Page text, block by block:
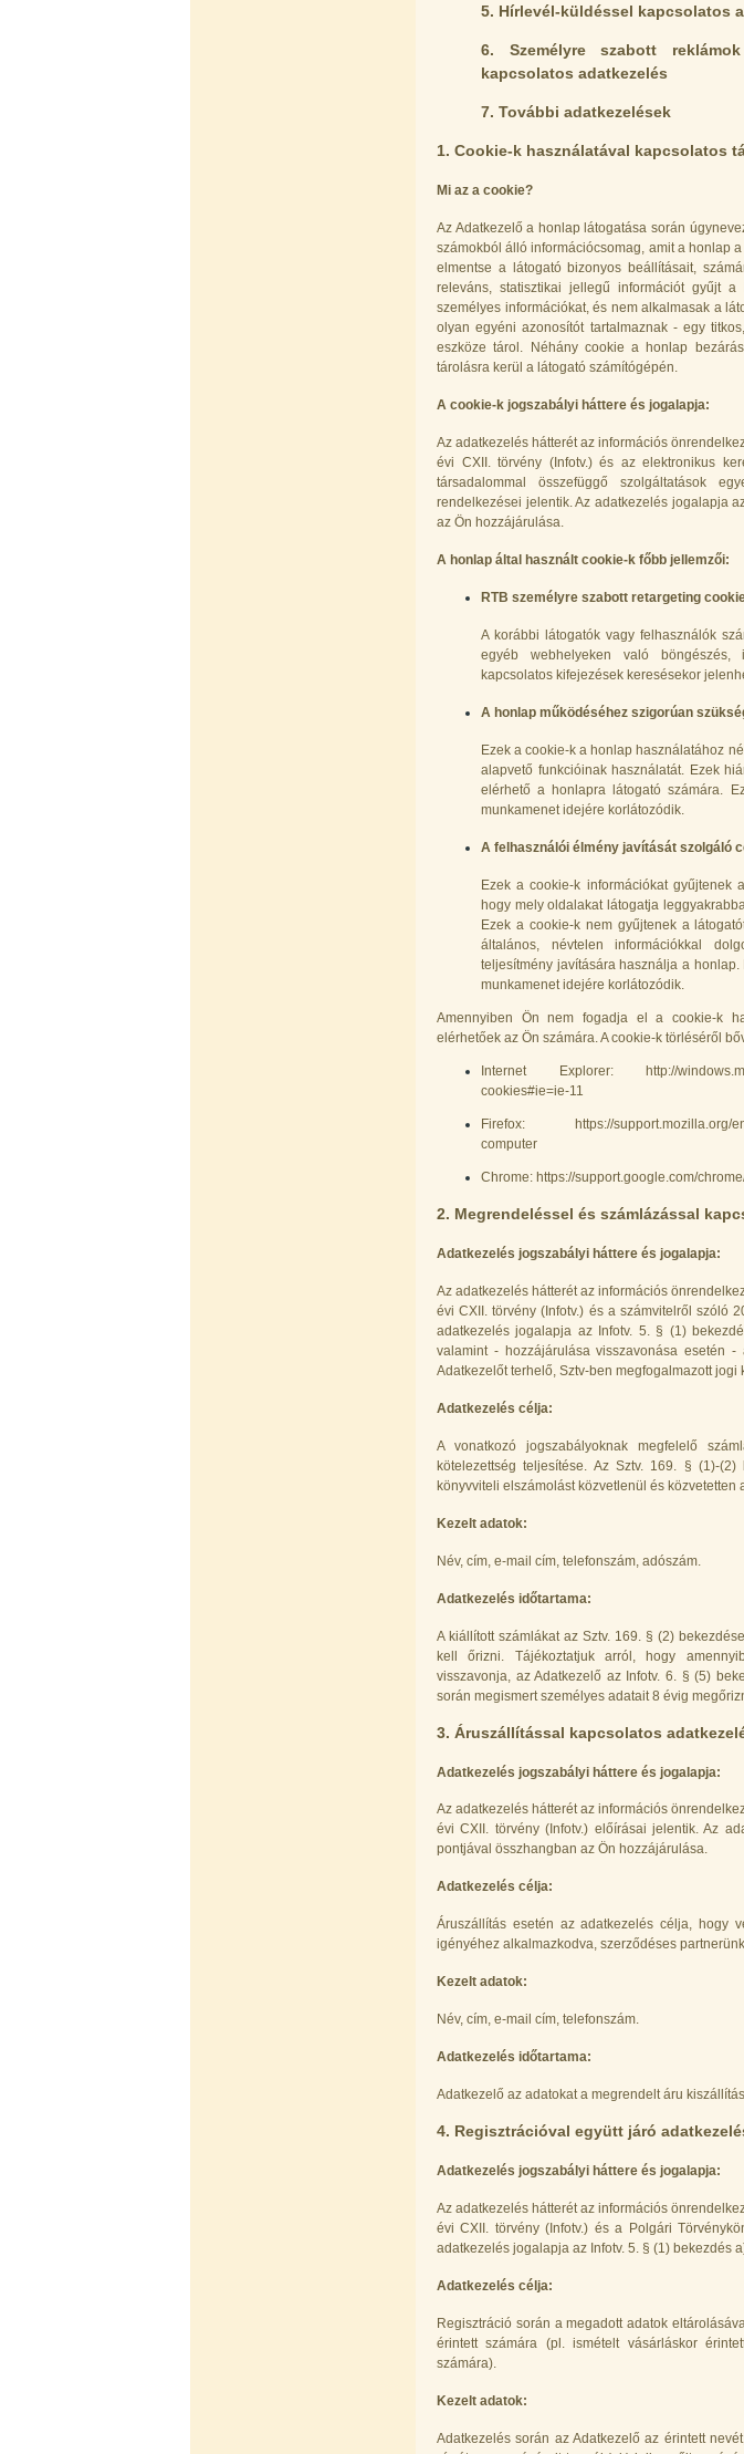
5. Hírlevél-küldéssel kapcsolatos
6. Személyre szabott
kapcsolatos adatkezelés
7. További adatkezelések
1. Cookie-k használatával kapcsolatos
Mi az a cookie?
Az Adatkezelő a honlap látogatása során
számokból álló információcsomag, amit a honlap
elmentse a látogató bizonyos beállításait,
releváns, statisztikai jellegű információt gyűjt
személyes információkat, és nem alkalmasak a
olyan egyéni azonosítót tartalmaznak - egy
eszköze tárol. Néhány cookie a honlap
tárolásra kerül a látogató számítógépén.
A cookie-k jogszabályi háttere és jogalapja:
Az adatkezelés hátterét az információs
évi CXII. törvény (Infotv.) és az elektronikus
társadalommal összefüggő szolgáltatások
rendelkezései jelentik. Az adatkezelés jogalapja
az Ön hozzájárulása.
A honlap által használt cookie-k főbb jellemzői:
RTB személyre szabott retargeting
A korábbi látogatók vagy felhasználók
egyéb webhelyeken való böngészés,
kapcsolatos kifejezések keresésekor
A honlap működéséhez szigorúan
Ezek a cookie-k a honlap használatához
alapvető funkcióinak használatát. Ezek
elérhető a honlapra látogató számára.
munkamenet idejére korlátozódik.
A felhasználói élmény javítását szolgáló
Ezek a cookie-k információkat gyűjtenek
hogy mely oldalakat látogatja
Ezek a cookie-k nem gyűjtenek a
általános, névtelen információkkal
teljesítmény javítására használja a
munkamenet idejére korlátozódik.
Amennyiben Ön nem fogadja el a cookie-k
elérhetőek az Ön számára. A cookie-k törléséről
Internet Explorer: http://
cookies#ie=ie-11
Firefox: https://support.mozilla.org/en-
computer
Chrome: https://support.google.com/
2. Megrendeléssel és számlázással
Adatkezelés jogszabályi háttere és jogalapja:
Az adatkezelés hátterét az információs
évi CXII. törvény (Infotv.) és a számvitelről szóló
adatkezelés jogalapja az Infotv. 5. § (1)
valamint - hozzájárulása visszavonása esetén
Adatkezelőt terhelő, Sztv-ben megfogalmazott jogi
Adatkezelés célja:
A vonatkozó jogszabályoknak megfelelő
kötelezettség teljesítése. Az Sztv. 169. § (1)-
könyvviteli elszámolást közvetlenül és
Kezelt adatok:
Név, cím, e-mail cím, telefonszám, adószám.
Adatkezelés időtartama:
A kiállított számlákat az Sztv. 169. § (2)
kell őrizni. Tájékoztatjuk arról, hogy
visszavonja, az Adatkezelő az Infotv. 6. § (5)
során megismert személyes adatait 8 évig
3. Áruszállítással kapcsolatos
Adatkezelés jogszabályi háttere és jogalapja:
Az adatkezelés hátterét az információs
évi CXII. törvény (Infotv.) előírásai jelentik. Az
pontjával összhangban az Ön hozzájárulása.
Adatkezelés célja:
Áruszállítás esetén az adatkezelés célja, hogy
igényéhez alkalmazkodva, szerződéses
Kezelt adatok:
Név, cím, e-mail cím, telefonszám.
Adatkezelés időtartama:
Adatkezelő az adatokat a megrendelt áru
4. Regisztrációval együtt járó
Adatkezelés jogszabályi háttere és jogalapja:
Az adatkezelés hátterét az információs
évi CXII. törvény (Infotv.) és a Polgári
adatkezelés jogalapja az Infotv. 5. § (1) bekezdés
Adatkezelés célja:
Regisztráció során a megadott adatok
érintett számára (pl. ismételt vásárláskor
számára).
Kezelt adatok:
Adatkezelés során az Adatkezelő az érintett